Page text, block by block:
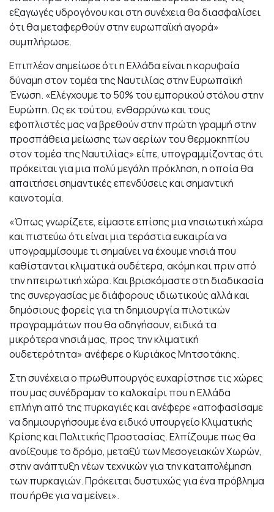
εξαγωγές υδρογόνου και στη συνέχεια θα διασφαλίσει
ότι θα μεταφερθούν στην ευρωπαϊκή αγορά»
συμπλήρωσε.
Επιπλέον σημείωσε ότι η Ελλάδα είναι η κορυφαία
δύναμη στον τομέα της Ναυτιλίας στην Ευρωπαϊκή
Ένωση. «Ελέγχουμε το 50% του εμπορικού στόλου στην
Ευρώπη. Ως εκ τούτου, ενθαρρύνω και τους
εφοπλιστές μας να βρεθούν στην πρώτη γραμμή στην
προσπάθεια μείωσης των αερίων του θερμοκηπίου
στον τομέα της Ναυτιλίας» είπε, υπογραμμίζοντας ότι
πρόκειται για μια πολύ μεγάλη πρόκληση, η οποία θα
απαιτήσει σημαντικές επενδύσεις και σημαντική
καινοτομία.
«Όπως γνωρίζετε, είμαστε επίσης μια νησιωτική χώρα
και πιστεύω ότι είναι μια τεράστια ευκαιρία να
υπογραμμίσουμε τι σημαίνει να έχουμε νησιά που
καθίστανται κλιματικά ουδέτερα, ακόμη και πριν από
την ηπειρωτική χώρα. Και βρισκόμαστε στη διαδικασία
της συνεργασίας με διάφορους ιδιωτικούς αλλά και
δημόσιους φορείς για τη δημιουργία πιλοτικών
προγραμμάτων που θα οδηγήσουν, ειδικά τα
μικρότερα νησιά μας, προς την κλιματική
ουδετερότητα» ανέφερε ο Κυριάκος Μητσοτάκης.
Στη συνέχεια ο πρωθυπουργός ευχαρίστησε τις χώρες
που μας συνέδραμαν το καλοκαίρι που η Ελλάδα
επλήγη από της πυρκαγιές και ανέφερε «αποφασίσαμε
να δημιουργήσουμε ένα ειδικό υπουργείο Κλιματικής
Κρίσης και Πολιτικής Προστασίας. Ελπίζουμε πως θα
ανοίξουμε το δρόμο, μεταξύ των Μεσογειακών Χωρών,
στην ανάπτυξη νέων τεχνικών για την καταπολέμηση
των πυρκαγιών. Πρόκειται δυστυχώς για ένα πρόβλημα
που ήρθε για να μείνει».